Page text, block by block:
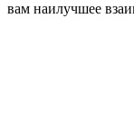
вам наилучшее